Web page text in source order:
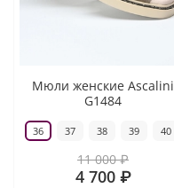
Мюли женские Ascalini
G1484
36 37 38 39 40
11 000 ₽
4 700 ₽